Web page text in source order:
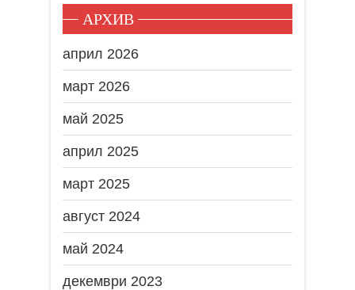
АРХИВ
април 2026
март 2026
май 2025
април 2025
март 2025
август 2024
май 2024
декември 2023